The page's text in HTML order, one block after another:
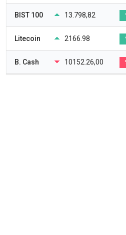
BIST 100 13.798,82
Litecoin 2166.98
B. Cash 10152.26,00